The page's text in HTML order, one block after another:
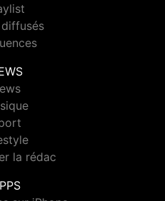
la rédac